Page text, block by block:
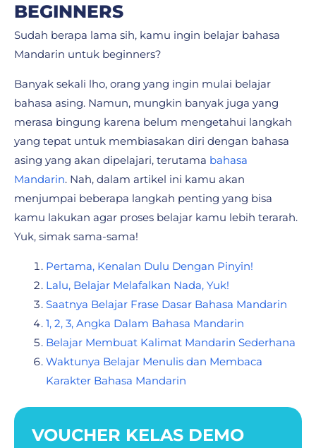
BEGINNERS
Sudah berapa lama sih, kamu ingin belajar bahasa
Mandarin untuk beginners?
Banyak sekali lho, orang yang ingin mulai belajar
bahasa asing. Namun, mungkin banyak juga yang
merasa bingung karena belum mengetahui langkah
yang tepat untuk membiasakan diri dengan bahasa
asing yang akan dipelajari, terutama bahasa
Mandarin. Nah, dalam artikel ini kamu akan
menjumpai beberapa langkah penting yang bisa
kamu lakukan agar proses belajar kamu lebih terarah.
Yuk, simak sama-sama!
Pertama, Kenalan Dulu Dengan Pinyin!
Lalu, Belajar Melafalkan Nada, Yuk!
Saatnya Belajar Frase Dasar Bahasa Mandarin
1, 2, 3, Angka Dalam Bahasa Mandarin
Belajar Membuat Kalimat Mandarin Sederhana
Waktunya Belajar Menulis dan Membaca
Karakter Bahasa Mandarin
VOUCHER KELAS DEMO